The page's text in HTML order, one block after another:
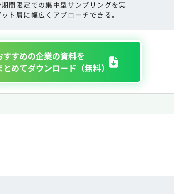
間限定での集中型サンプリングを実
ト層に幅広くアプローチできる。
すすめの企業の資料を
とめてダウンロード（無料）